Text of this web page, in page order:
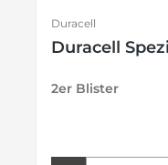
Duracell
Duracell
2er Blister